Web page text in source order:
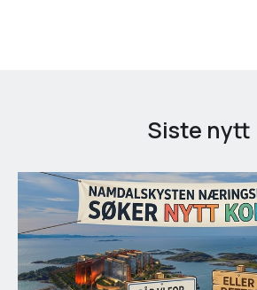
Siste nytt